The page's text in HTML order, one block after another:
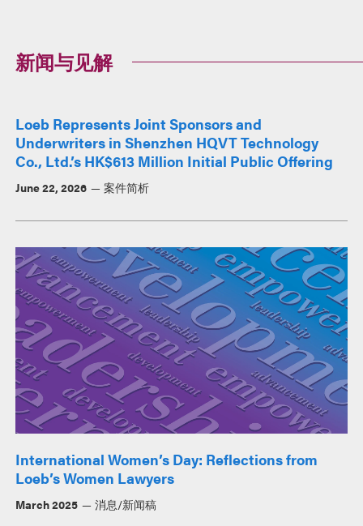
新闻与见解
Loeb Represents Joint Sponsors and
Underwriters in Shenzhen HQVT Technology
Co., Ltd.’s HK$613 Million Initial Public Offering
June 22, 2026 案件简析
International Women’s Day: Reflections from
Loeb’s Women Lawyers
March 2025 消息/新闻稿